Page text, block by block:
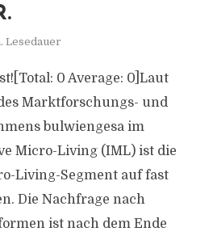
Lesedauer
0 Average: 0]Laut
Marktforschungs- und
bulwiengesa im
Micro-Living (IML) ist die
Living-Segment auf fast
Die Nachfrage nach
ist nach dem Ende